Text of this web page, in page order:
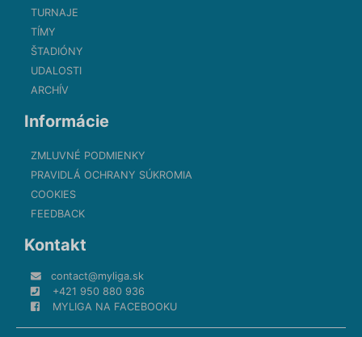
TURNAJE
TÍMY
ŠTADIÓNY
UDALOSTI
ARCHÍV
Informácie
ZMLUVNÉ PODMIENKY
PRAVIDLÁ OCHRANY SÚKROMIA
COOKIES
FEEDBACK
Kontakt
contact@myliga.sk
+421 950 880 936
MYLIGA NA FACEBOOKU